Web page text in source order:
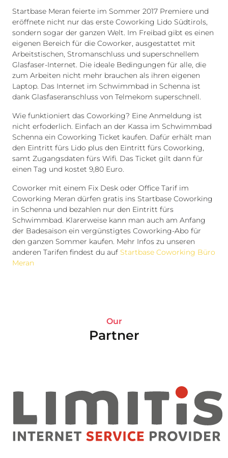
Startbase Meran feierte im Sommer 2017 Premiere und
eröffnete nicht nur das erste Coworking Lido Südtirols,
sondern sogar der ganzen Welt. Im Freibad gibt es einen
eigenen Bereich für die Coworker, ausgestattet mit
Arbeitstischen, Stromanschluss und superschnellem
Glasfaser-Internet. Die ideale Bedingungen für alle, die
zum Arbeiten nicht mehr brauchen als ihren eigenen
Laptop. Das Internet im Schwimmbad in Schenna ist
dank Glasfaseranschluss von Telmekom superschnell.
Wie funktioniert das Coworking? Eine Anmeldung ist
nicht erfoderlich. Einfach an der Kassa im Schwimmbad
Schenna ein Coworking Ticket kaufen. Dafür erhält man
den Eintritt fürs Lido plus den Eintritt fürs Coworking,
samt Zugangsdaten fürs Wifi. Das Ticket gilt dann für
einen Tag und kostet 9,80 Euro.
Coworker mit einem Fix Desk oder Office Tarif im
Coworking Meran dürfen gratis ins Startbase Coworking
in Schenna und bezahlen nur den Eintritt fürs
Schwimmbad. Klarerweise kann man auch am Anfang
der Badesaison ein vergünstigtes Coworking-Abo für
den ganzen Sommer kaufen. Mehr Infos zu unseren
anderen Tarifen findest du auf Startbase Coworking Büro
Meran
Our
Partner